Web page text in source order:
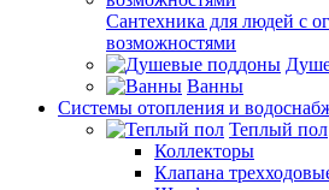
Сантехника для людей с
возможностями
Ванны
Системы отопления и
Теплый пол
Коллекторы
Клапана